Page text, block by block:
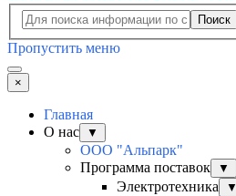
Поиск
Пропустить меню
×
Главная
О нас
▼
ООО "Альпарк"
Программа поставок
▼
Электротехника ▼